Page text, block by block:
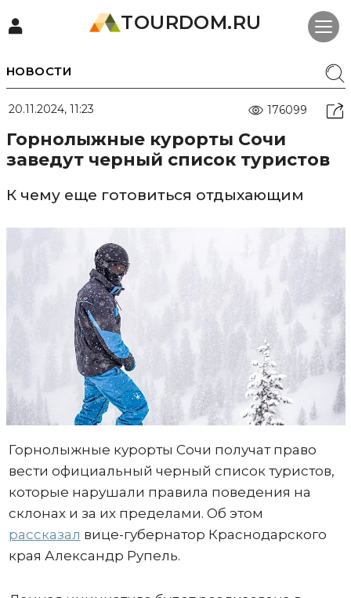
TOURDOM.RU
НОВОСТИ
20.11.2024, 11:23 176099
Горнолыжные курорты Сочи
заведут черный список туристов
К чему еще готовиться отдыхающим
Горнолыжные курорты Сочи получат право
вести официальный черный список туристов,
которые нарушали правила поведения на
склонах и за их пределами. Об этом
рассказал вице-губернатор Краснодарского
края Александр Рупель.